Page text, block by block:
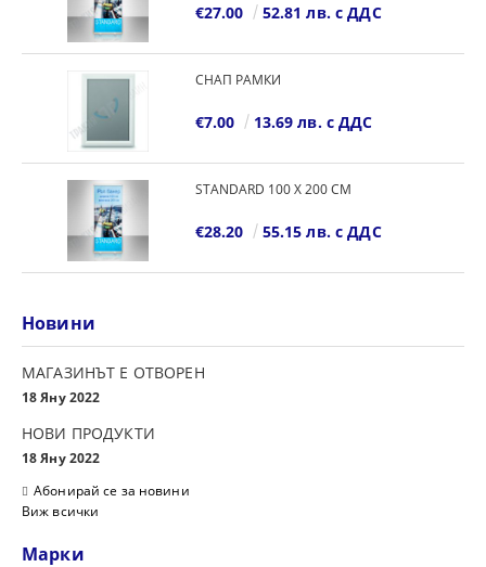
€27.00 52.81 лв. с ДДС
СНАП РАМКИ
€7.00 13.69 лв. с ДДС
STANDARD 100 Х 200 СМ
€28.20 55.15 лв. с ДДС
Новини
МАГАЗИНЪТ Е ОТВОРЕН
18 Яну 2022
НОВИ ПРОДУКТИ
18 Яну 2022
Абонирай се за новини
Виж всички
Марки